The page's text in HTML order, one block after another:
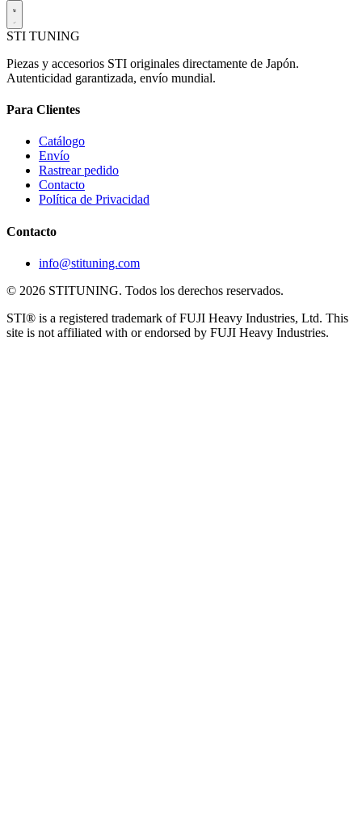
STI TUNING
Piezas y accesorios STI originales directamente de Japón.
Autenticidad garantizada, envío mundial.
Para Clientes
Catálogo
Envío
Rastrear pedido
Contacto
Política de Privacidad
Contacto
info@stituning.com
© 2026 STITUNING. Todos los derechos reservados.
STI® is a registered trademark of FUJI Heavy Industries, Ltd. This
site is not affiliated with or endorsed by FUJI Heavy Industries.